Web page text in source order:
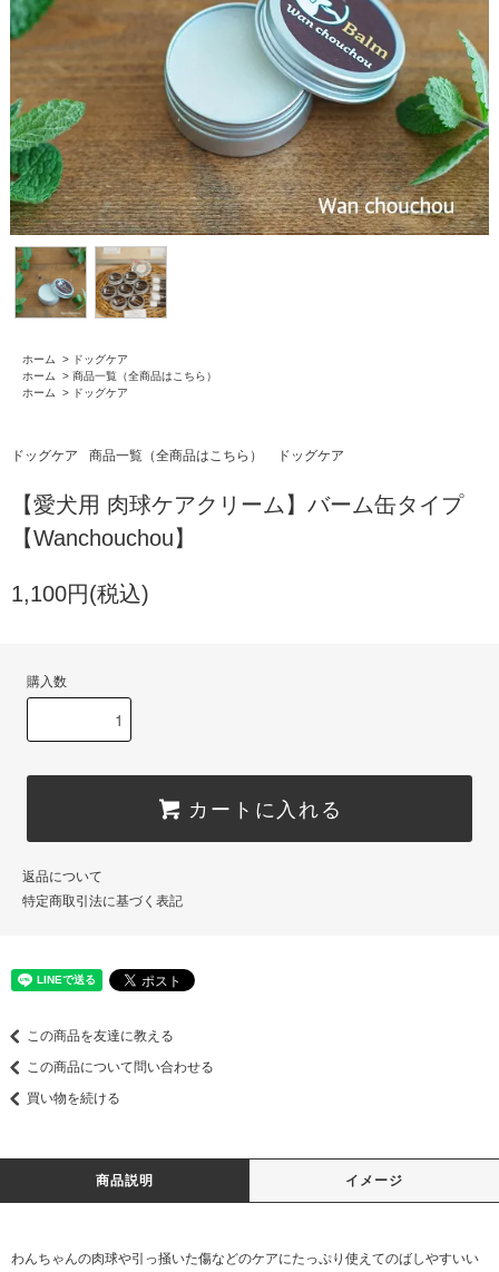
ホーム > ドッグケア
ホーム
> 商品一覧（全商品はこちら）
ホーム
> ドッグケア
ドッグケア 商品一覧（全商品はこちら） ドッグケア
【愛犬用 肉球ケアクリーム】バーム缶タイプ
【Wanchouchou】
1,100円(税込)
購入数
カートに入れる
返品について
特定商取引法に基づく表記
この商品を友達に教える
この商品について問い合わせる
買い物を続ける
商品説明 イメージ
わんちゃんの肉球や引っ掻いた傷などのケアにたっぷり使えてのばしやすいい